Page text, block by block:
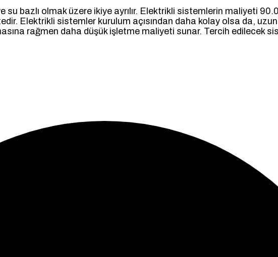
su bazlı olmak üzere ikiye ayrılır. Elektrikli sistemlerin maliyeti
Elektrikli sistemler kurulum açısından daha kolay olsa da,
rağmen daha düşük işletme maliyeti sunar. Tercih edilecek